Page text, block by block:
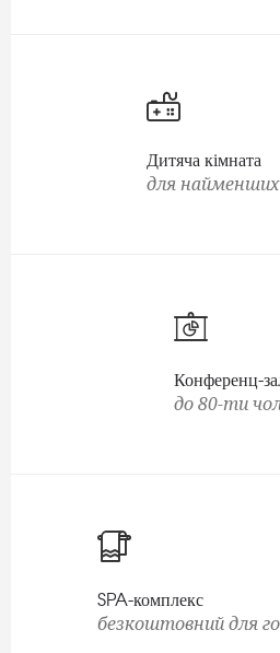
Дитяча кімната
для
Конференц-
до 80-ти
SPA-комплекс
безкоштовний для